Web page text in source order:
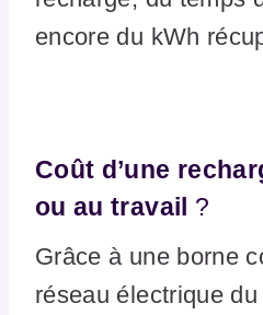
encore du kWh
Coût d’une
ou au travail ?
Grâce à une borne
réseau électrique